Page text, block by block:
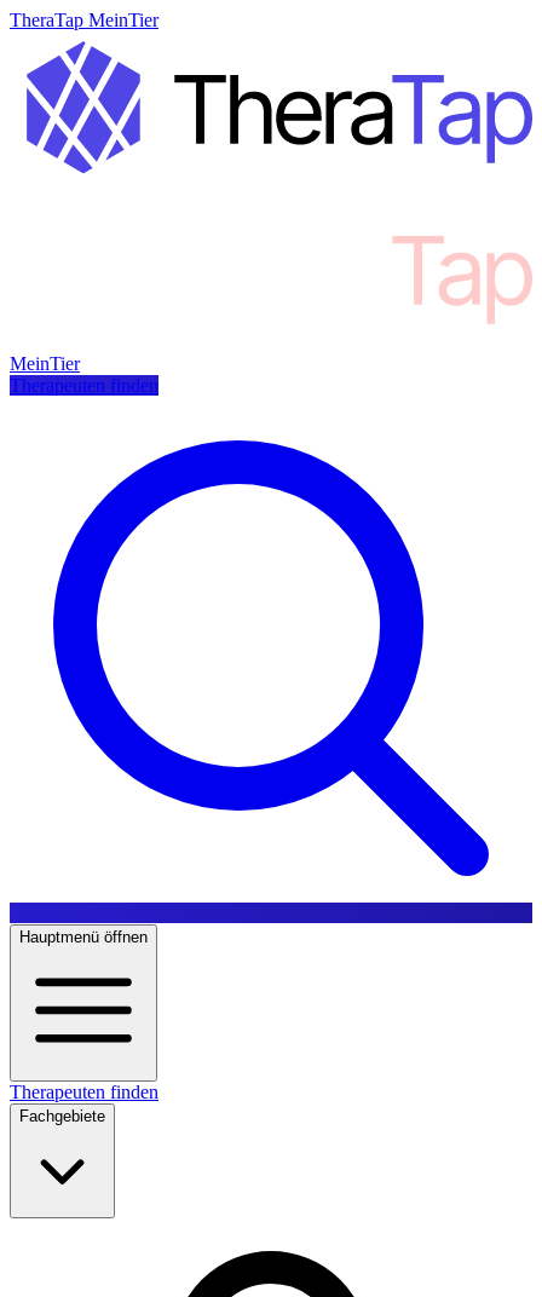
TheraTap MeinTier
MeinTier
Therapeuten finden
Hauptmenü öffnen
Therapeuten finden
Fachgebiete